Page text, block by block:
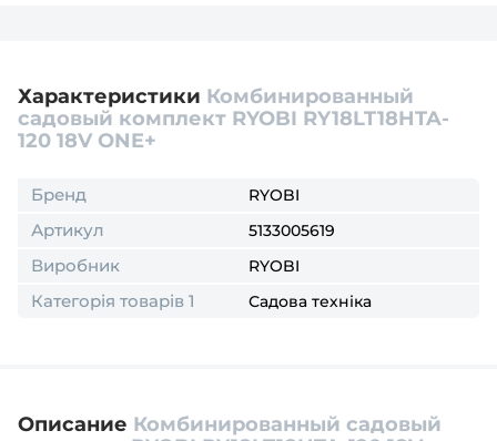
Характеристики Комбинированный
садовый комплект RYOBI RY18LT18HTA-
120 18V ONE+
Бренд RYOBI
Артикул 5133005619
Виробник RYOBI
Категорія товарів 1 Садова техніка
Описание Комбинированный садовый